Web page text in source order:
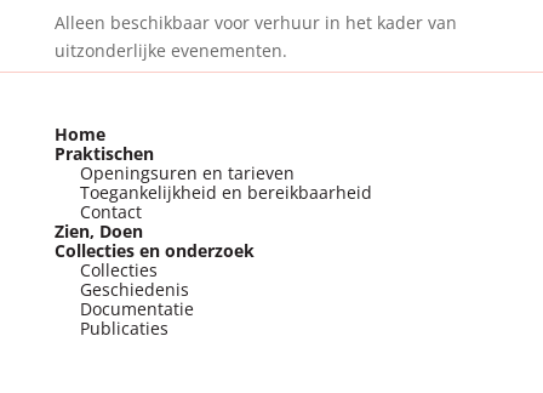
Alleen beschikbaar voor verhuur in het kader van
uitzonderlijke evenementen.
Home
Praktischen
Openingsuren en tarieven
Toegankelijkheid en bereikbaarheid
Contact
Zien, Doen
Collecties en onderzoek
Collecties
Geschiedenis
Documentatie
Publicaties